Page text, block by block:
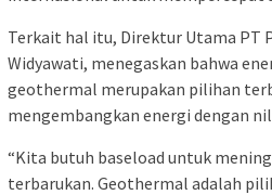
Terkait hal itu, Direktur Utama PT
Widyawati, menegaskan bahwa
geothermal merupakan pilihan
mengembangkan energi dengan
“Kita butuh baseload untuk
terbarukan. Geothermal adalah